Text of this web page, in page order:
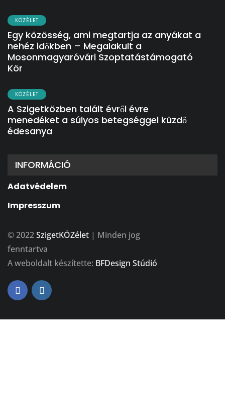
KÖZÉLET
Egy közösség, ami megtartja az anyákat a
nehéz időkben – Megalakult a
Mosonmagyaróvári Szoptatástámogató
Kör
KÖZÉLET
A Szigetközben talált évről évre
menedéket a súlyos betegséggel küzdő
édesanya
INFORMÁCIÓ
Adatvédelem
Impresszum
© 2022SzigetKÖZélet | Minden jog
fenntartva
A weboldalt készítette: BFDesign Stúdió